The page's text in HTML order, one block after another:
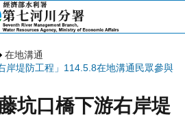
在地溝通
岸堤防工程」114.5.8在地溝通民眾參與
坑口橋下游右岸堤